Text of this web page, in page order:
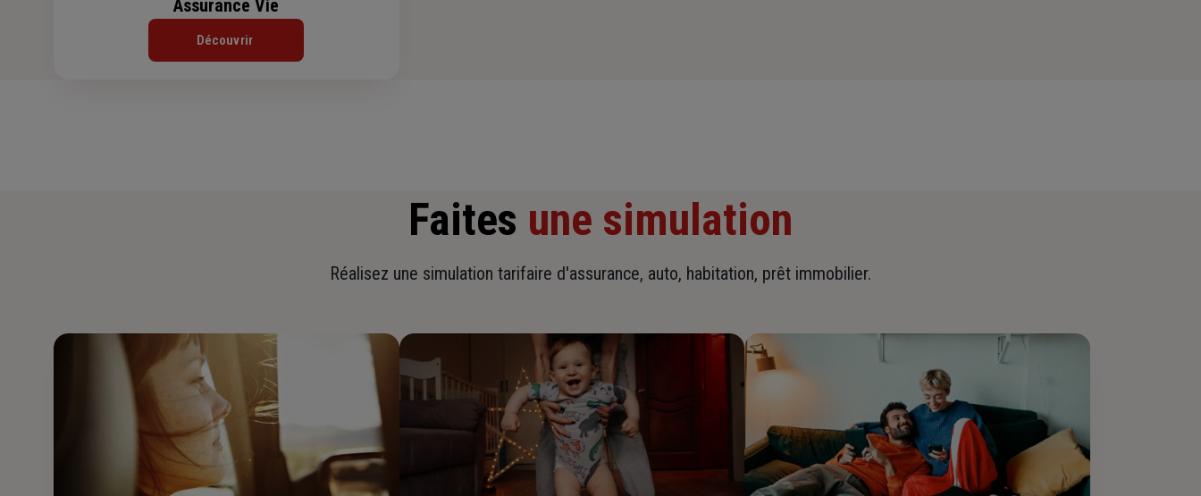
Assurance Vie
Découvrir
Faites une simulation
Réalisez une simulation tarifaire d'assurance, auto, habitation, prêt immobilier.